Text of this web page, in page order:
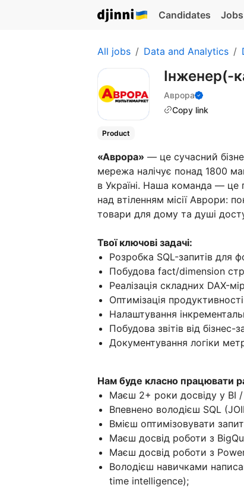
Candidates Jobs
All jobs Data and Analytics
Інженер(-
Аврора
Copy link
Product
«Аврора» — це сучасний
мережа налічує понад 1800
в Україні. Наша команда — це
над втіленням місії Аврори:
товари для дому та душі
Твої ключові задачі:
Розробка SQL-запитів для
Побудова fact/dimension
Реалізація складних DAX-
Оптимізація
Налаштування
Побудова звітів від
Документування логіки
Нам буде класно працювати
Маєш 2+ роки досвіду у BI
Впевнено володієш SQL
Вмієш оптимізовувати
Маєш досвід роботи з
Маєш досвід роботи з
Володієш навичками
time intelligence);